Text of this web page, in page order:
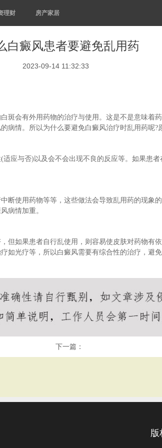
理财 房产家居
白癜风患者要避免乱用药
2023-09-14 11:32:33
斑会有外用药物的治疗与使用。这是不是意味着
病情。所以为什么要避免白癜风治疗时乱用药呢?
应与否)以及会不会出现不良的反应等。如果患
断使用药物等等，这些做法会导致乱用药的现象
病情加重。
如果患者自行乱使用，则容易使皮肤对药物有
光疗等，所以白癜风需要有综合性的治疗，避
下一篇：
版